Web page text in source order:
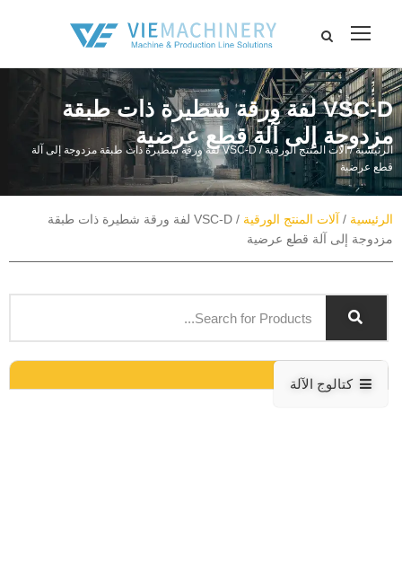
VSC-D لفة ورقة شطيرة ذات طبقة
مزدوجة إلى آلة قطع عرضية
الرئيسية/ آلات المنتج الورقية
/ VSC-D لفة ورقة شطيرة ذات طبقة مزدوجة إلى آلة
قطع عرضية
الرئيسية / آلات المنتج الورقية
/ VSC-D لفة ورقة شطيرة ذات طبقة
مزدوجة إلى آلة قطع عرضية
كتالوج الآلة